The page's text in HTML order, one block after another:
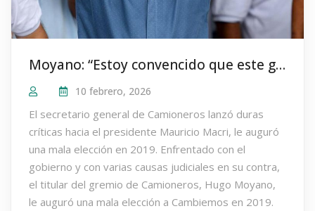
Moyano: “Estoy convencido que este gobierno no puede ganar en 2019”
10 febrero, 2026
El secretario general de Camioneros lanzó duras
críticas hacia el presidente Mauricio Macri, le auguró
una mala elección en 2019. Enfrentado con el
gobierno y con varias causas judiciales en su contra,
el titular del gremio de Camioneros, Hugo Moyano,
le auguró una mala elección a Cambiemos en 2019.